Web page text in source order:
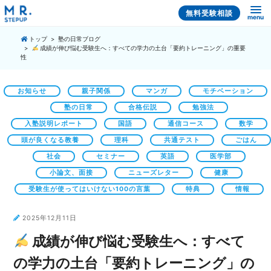
無料受験相談 menu
トップ
塾の日常ブログ
成績が伸び悩む受験生へ：すべての学力の土台「要約トレーニング」の重要
性
お知らせ 親子関係 マンガ モチベーション
塾の日常 合格伝説 勉強法
入塾説明レポート 国語 通信コース 数学
頭が良くなる教養 理科 共通テスト ごはん
社会 セミナー 英語 医学部
小論文、面接 ニューズレター 健康
受験生が使ってはいけない100の言葉 特典 情報
2025年12月11日
成績が伸び悩む受験生へ：すべて
の学力の土台「要約トレーニング」の